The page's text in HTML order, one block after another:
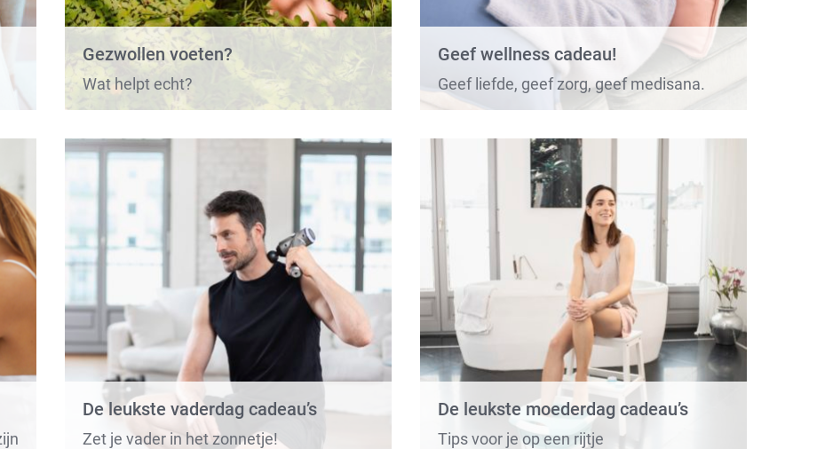
Gezwollen voeten?
Wat helpt echt?
Geef wellness cadeau!
Geef liefde, geef zorg, geef medisana.
De leukste vaderdag cadeau’s
Zet je vader in het zonnetje!
De leukste moederdag cadeau’s
Tips voor je op een rijtje